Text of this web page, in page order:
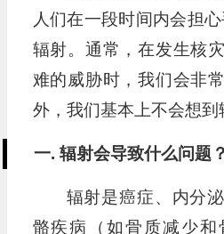
人们在一段时间内会担
辐射。通常，在发生核
难的威胁时，我们会非
外，我们基本上不会想到
一. 辐射会导致什么问题？
辐射是癌症、内分
骼疾病（如骨质减少和